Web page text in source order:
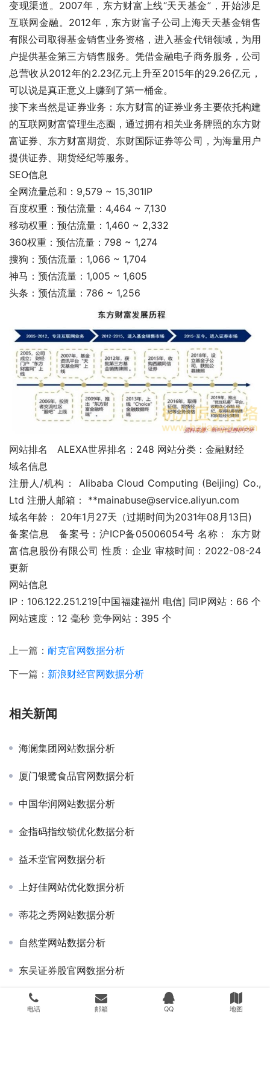
变现渠道。2007年，东方财富上线“天天基金”，开始涉足
互联网金融。2012年，东方财富子公司上海天天基金销售
有限公司取得基金销售业务资格，进入基金代销领域，为用
户提供基金第三方销售服务。凭借金融电子商务服务，公司
总营收从2012年的2.23亿元上升至2015年的29.26亿元，
可以说是真正意义上赚到了第一桶金。
接下来当然是证券业务：东方财富的证券业务主要依托构建
的互联网财富管理生态圈，通过拥有相关业务牌照的东方财
富证券、东方财富期货、东财国际证券等公司，为海量用户
提供证券、期货经纪等服务。
SEO信息
全网流量总和：9,579 ~ 15,301IP
百度权重：预估流量：4,464 ~ 7,130
移动权重：预估流量：1,460 ~ 2,332
360权重：预估流量：798 ~ 1,274
搜狗：预估流量：1,066 ~ 1,704
神马：预估流量：1,005 ~ 1,605
头条：预估流量：786 ~ 1,256
网站排名	ALEXA世界排名：248 网站分类：金融财经
域名信息
注册人/机构： Alibaba Cloud Computing (Beijing) Co.,
Ltd 注册人邮箱： **mainabuse@service.aliyun.com
域名年龄： 20年1月27天（过期时间为2031年08月13日)
备案信息	备案号：沪ICP备05006054号 名称： 东方财
富信息股份有限公司 性质：企业 审核时间：2022-08-24
更新
网站信息
IP：106.122.251.219[中国福建福州 电信] 同IP网站：66 个
网站速度：12 毫秒 竞争网站：395 个
上一篇： 耐克官网数据分析
下一篇： 新浪财经官网数据分析
相关新闻
海澜集团网站数据分析
厦门银鹭食品官网数据分析
中国华润网站数据分析
金指码指纹锁优化数据分析
益禾堂官网数据分析
上好佳网站优化数据分析
蒂花之秀网站数据分析
自然堂网站数据分析
东吴证券股官网数据分析
好丽友官网数据分析
电话 邮箱 QQ 地图